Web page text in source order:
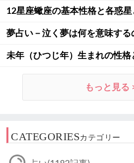
12星座蠍座の基本性格と各惑
夢占い－泣く夢は何を意味する
未年（ひつじ年）生まれの性格
もっと見る
CATEGORIESカテゴリー